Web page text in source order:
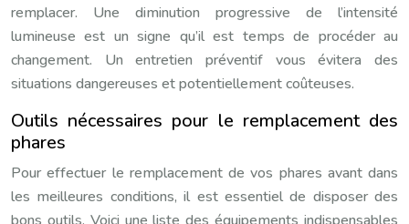
remplacer. Une diminution progressive de l’intensité
lumineuse est un signe qu’il est temps de procéder au
changement. Un entretien préventif vous évitera des
situations dangereuses et potentiellement coûteuses.
Outils nécessaires pour le remplacement des
phares
Pour effectuer le remplacement de vos phares avant dans
les meilleures conditions, il est essentiel de disposer des
bons outils. Voici une liste des équipements indispensables